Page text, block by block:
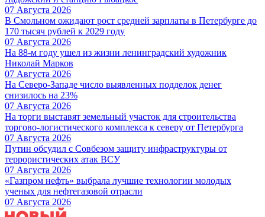
07 Августа 2026
В Смольном ожидают рост средней зарплаты в Петербурге до
170 тысяч рублей к 2029 году
07 Августа 2026
На 88-м году ушел из жизни ленинградский художник
Николай Марков
07 Августа 2026
На Северо-Западе число выявленных подделок денег
снизилось на 23%
07 Августа 2026
На торги выставят земельный участок для строительства
торгово-логистического комплекса к северу от Петербурга
07 Августа 2026
Путин обсудил с Совбезом защиту инфраструктуры от
террористических атак ВСУ
07 Августа 2026
«Газпром нефть» выбрала лучшие технологии молодых
ученых для нефтегазовой отрасли
07 Августа 2026